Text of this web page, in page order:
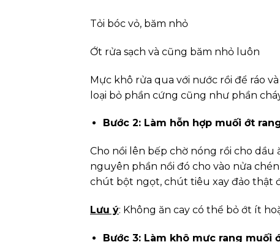
Tỏi bóc vỏ, băm nhỏ
Ớt rửa sạch và cũng băm nhỏ luôn
Mực khô rửa qua với nước rồi để ráo
loại bỏ phần cứng cũng như phần
Bước 2: Làm hỗn hợp muối ớt
Cho nồi lên bếp chờ nóng rồi cho dầu
nguyên phần nồi đó cho vào nửa
chút bột ngọt, chút tiêu xay đảo thật
Lưu ý: Không ăn cay có thể bỏ ớt ít
Bước 3: Làm khô mực rang muối